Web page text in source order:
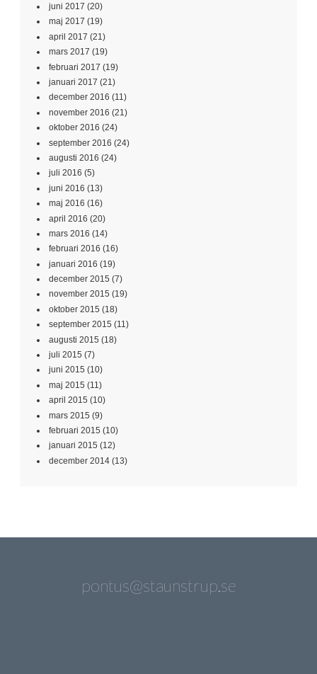
juni 2017 (20)
maj 2017 (19)
april 2017 (21)
mars 2017 (19)
februari 2017 (19)
januari 2017 (21)
december 2016 (11)
november 2016 (21)
oktober 2016 (24)
september 2016 (24)
augusti 2016 (24)
juli 2016 (5)
juni 2016 (13)
maj 2016 (16)
april 2016 (20)
mars 2016 (14)
februari 2016 (16)
januari 2016 (19)
december 2015 (7)
november 2015 (19)
oktober 2015 (18)
september 2015 (11)
augusti 2015 (18)
juli 2015 (7)
juni 2015 (10)
maj 2015 (11)
april 2015 (10)
mars 2015 (9)
februari 2015 (10)
januari 2015 (12)
december 2014 (13)
pontus@staunstrup.se